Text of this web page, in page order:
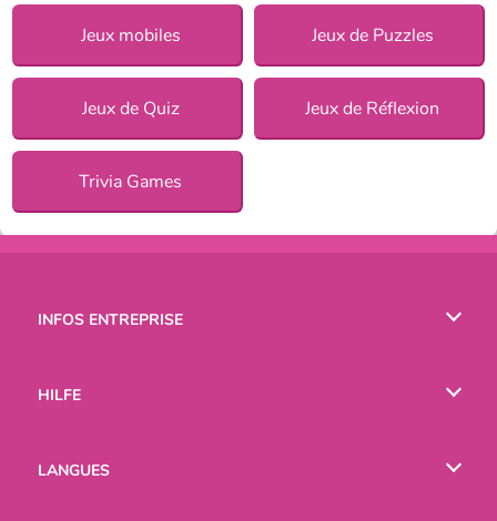
Jeux mobiles Jeux de Puzzles
Jeux de Quiz Jeux de Réflexion
Trivia Games
INFOS ENTREPRISE
HILFE
LANGUES